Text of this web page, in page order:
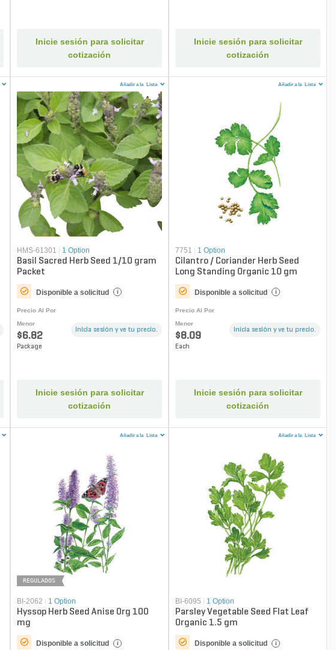
Inicie sesión para solicitar
cotización
Inicie sesión para solicitar
cotización
Añadir a la Lista
HMS-61301 1 Option
Basil Sacred Herb Seed 1/10 gram
Packet
Disponible a solicitud i
Precio Al Por
Menor
$6.82
Package
Inicia sesión y ve tu precio.
Inicie sesión para solicitar
cotización
Añadir a la Lista
7751 1 Option
Cilantro / Coriander Herb Seed
Long Standing Organic 10 gm
Disponible a solicitud i
Precio Al Por
Menor
$8.09
Each
Inicia sesión y ve tu precio.
Inicie sesión para solicitar
cotización
Añadir a la Lista
REGULADOS
BI-2062 1 Option
Hyssop Herb Seed Anise Org 100
mg
Disponible a solicitud i
Añadir a la Lista
BI-6095 1 Option
Parsley Vegetable Seed Flat Leaf
Organic 1.5 gm
Disponible a solicitud i